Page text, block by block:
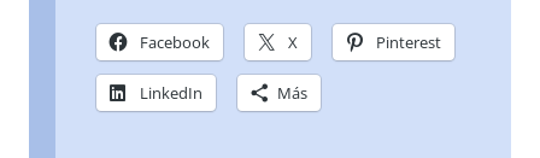
Facebook X Pinterest
LinkedIn Más